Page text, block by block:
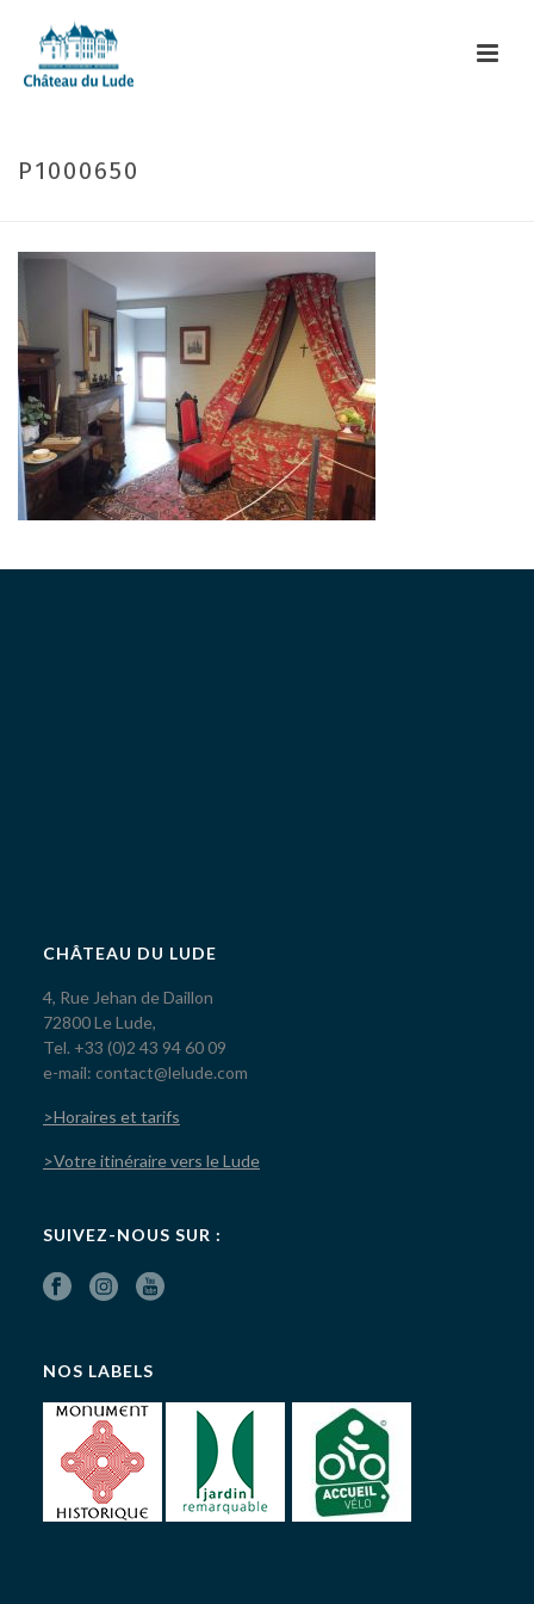
P1000650
CHÂTEAU DU LUDE
4, Rue Jehan de Daillon
72800 Le Lude,
Tel. +33 (0)2 43 94 60 09
e-mail: contact@lelude.com
>Horaires et tarifs
>Votre itinéraire vers le Lude
SUIVEZ-NOUS SUR :
NOS LABELS